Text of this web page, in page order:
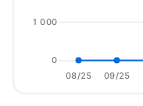
08/25 09/25
0
1 000